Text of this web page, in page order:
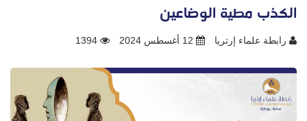
الكذب مطية الوضاعين
رابطة علماء إرتريا